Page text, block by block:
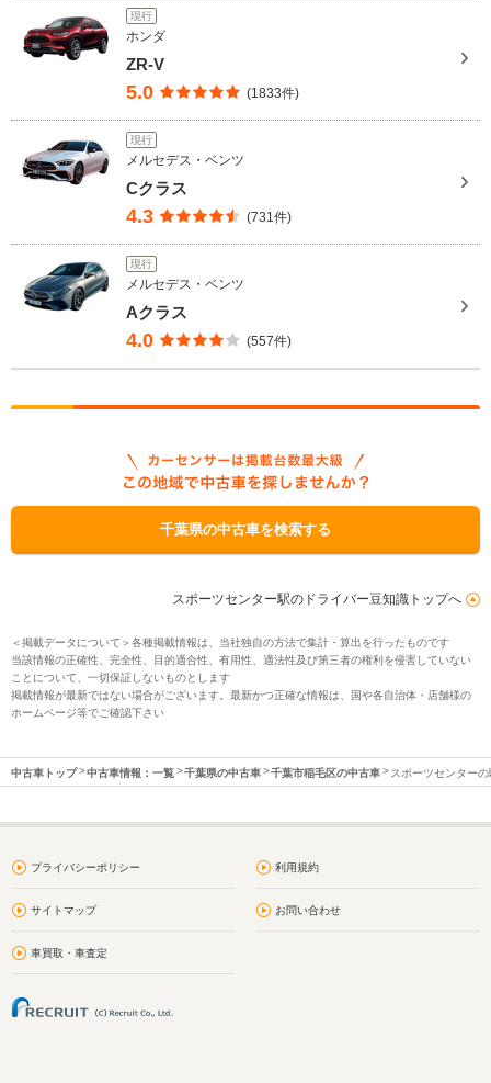
現行
ホンダ
ZR-V
5.0 (1833件)
現行
メルセデス・ベンツ
Cクラス
4.3 (731件)
現行
メルセデス・ベンツ
Aクラス
4.0 (557件)
千葉県の中古車を検索する
スポーツセンター駅のドライバー豆知識トップへ
＜掲載データについて＞各種掲載情報は、当社独自の方法で集計・算出を行ったものです
当該情報の正確性、完全性、目的適合性、有用性、適法性及び第三者の権利を侵害していない
ことについて、一切保証しないものとします
掲載情報が最新ではない場合がございます。最新かつ正確な情報は、国や各自治体・店舗様の
ホームページ等でご確認下さい
中古車トップ 中古車情報：一覧 千葉県の中古車 千葉市稲毛区の中古車 スポーツセンター
プライバシーポリシー 利用規約
サイトマップ お問い合わせ
車買取・車査定